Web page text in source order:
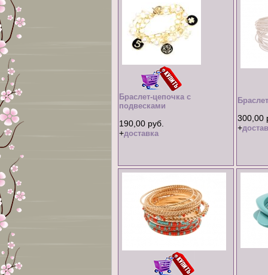
Браслет-цепочка с
подвесками
190,00 руб.
+доставка
300,00
+